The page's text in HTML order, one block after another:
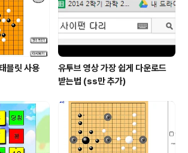
보드에 인체감지 센서를 달아 큰..
블릿 사용
유투브 영상 가장 쉽게 다운로드
받는법 (ss만 추가)